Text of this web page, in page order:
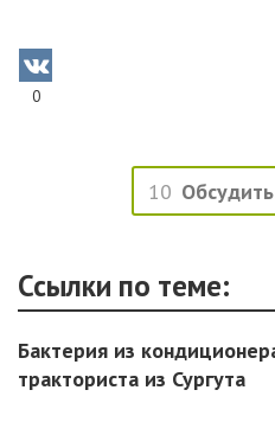
0
10
Ссылки по теме:
Бактерия из
тракториста из Сургута